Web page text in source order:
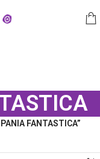
FANTASTICA”